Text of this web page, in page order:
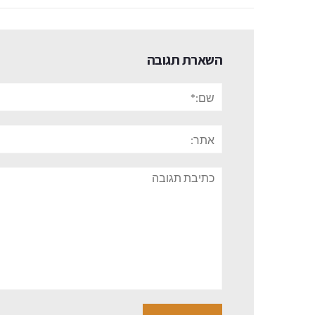
השארת תגובה
תגובה